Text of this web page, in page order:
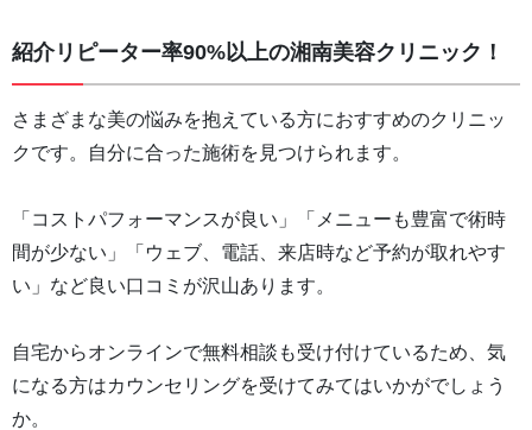
紹介リピーター率90%以上の湘南美容クリニック！
さまざまな美の悩みを抱えている方におすすめのクリニッ
クです。自分に合った施術を見つけられます。
「コストパフォーマンスが良い」「メニューも豊富で術時
間が少ない」「ウェブ、電話、来店時など予約が取れやす
い」など良い口コミが沢山あります。
自宅からオンラインで無料相談も受け付けているため、気
になる方はカウンセリングを受けてみてはいかがでしょう
か。